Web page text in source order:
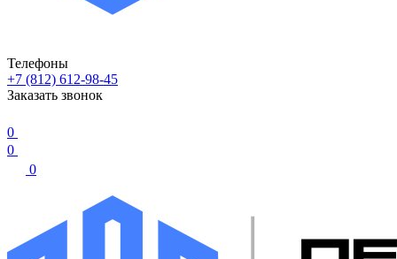
Телефоны
+7 (812) 612-98-45
Заказать звонок
0
0
0